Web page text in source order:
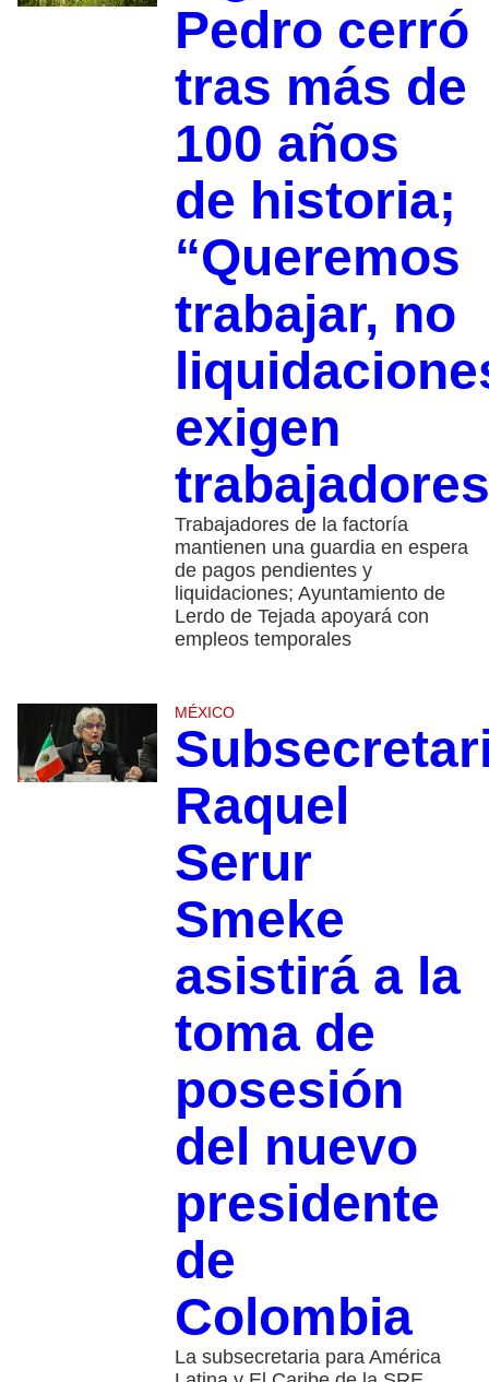
Pedro cerró
tras más de
100 años
de historia;
“Queremos
trabajar, no
exigen
trabajadores
Trabajadores de la factoría
mantienen una guardia en espera
de pagos pendientes y
liquidaciones; Ayuntamiento de
Lerdo de Tejada apoyará con
empleos temporales
MÉXICO
Raquel
Serur
Smeke
asistirá a la
toma de
posesión
del nuevo
presidente
de
Colombia
La subsecretaria para América